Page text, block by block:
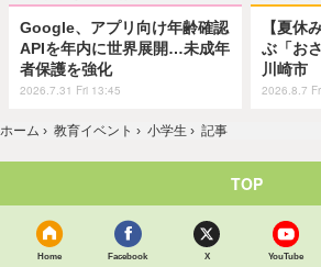
Google、アプリ向け年齢確認
APIを年内に世界展開…未成年
者保護を強化
2026.7.31 Fri 13:45
【夏休
ぶ「お
川崎市
2026.8.7
ホーム › 教育イベント › 小学生 › 記事
TOP
Home Facebook X YouTube